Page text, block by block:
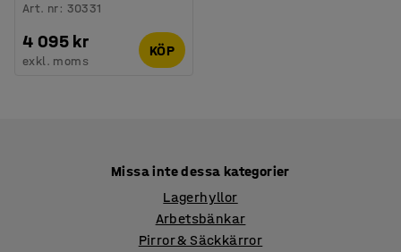
Art. nr: 30331
4 095 kr
exkl. moms
KÖP
Missa inte dessa kategorier
Lagerhyllor
Arbetsbänkar
Pirror & Säckkärror